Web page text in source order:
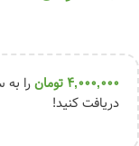
4,000,000 تومانرا
دریافت کنید!